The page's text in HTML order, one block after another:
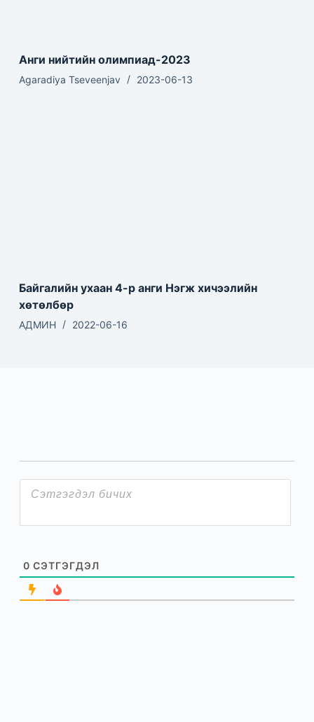
Анги нийтийн олимпиад-2023
Agaradiya Tseveenjav 2023-06-13
Байгалийн ухаан 4-р анги Нэгж хичээлийн
хөтөлбөр
АДМИН 2022-06-16
0 СЭТГЭГДЭЛ